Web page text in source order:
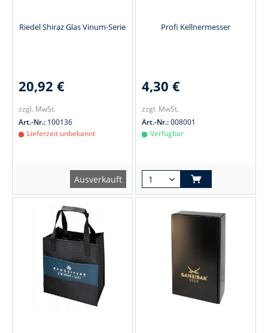
Riedel Shiraz Glas Vinum-Serie
20,92 €
zzgl. MwSt.
Art.-Nr.: 100136
Lieferzeit unbekannt
Ausverkauft
Profi Kellnermesser
4,30 €
zzgl. MwSt.
Art.-Nr.:008001
Verfügbar